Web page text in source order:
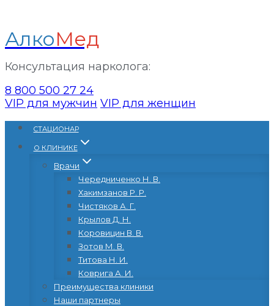
АлкоМед
Консультация нарколога:
8 800 500 27 24
VIP для мужчин VIP для женщин
Перейти
содержанию
CТАЦИОНАР
О КЛИНИКЕ
Врачи
Чередниченко Н. В.
Хакимзанов Р. Р.
Чистяков А. Г.
Крылов Д. Н.
Коровицин В. В.
Зотов М. В.
Титова Н. И.
Коврига А. И.
Преимущества клиники
Наши партнеры